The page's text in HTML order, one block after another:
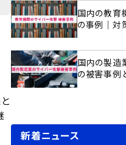
国内の教育
の事例｜対
国内の製造
の被害事例
新着ニュース